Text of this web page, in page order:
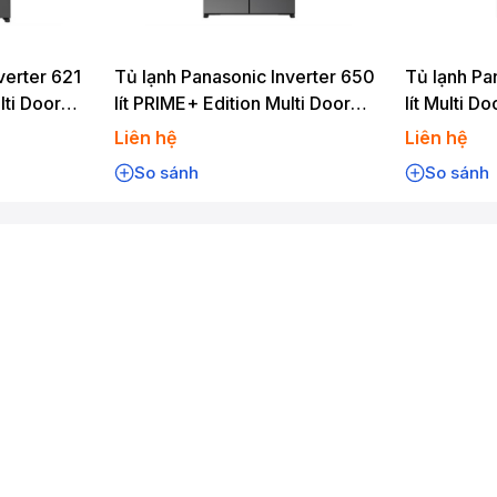
621
Door
Tủ lạnh Panasonic Inverter 650
lít PRIME+ Edition Multi Door
NR-WY720ZMMV
Liên hệ
So sánh
Tủ lạnh
lít Multi
NR-
Liên hệ
So sánh